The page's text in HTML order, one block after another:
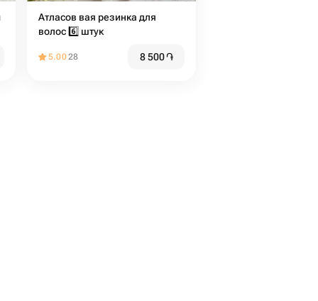
Атласов вая резинка для
волос 6️⃣ штук
5.0028 8 500֏